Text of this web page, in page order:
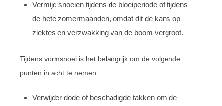
Vermijd snoeien tijdens de bloeiperiode of tijdens
de hete zomermaanden, omdat dit de kans op
ziektes en verzwakking van de boom vergroot.
Tijdens vormsnoei is het belangrijk om de volgende
punten in acht te nemen:
Verwijder dode of beschadigde takken om de